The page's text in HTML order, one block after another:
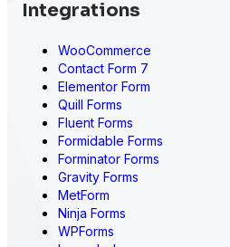
Integrations
WooCommerce
Contact Form 7
Elementor Form
Quill Forms
Fluent Forms
Formidable Forms
Forminator Forms
Gravity Forms
MetForm
Ninja Forms
WPForms